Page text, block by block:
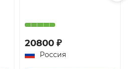
20800 ₽
Россия